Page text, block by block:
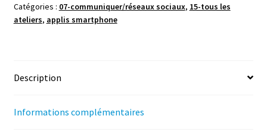
direct-
février
Catégories : 07-communiquer/réseaux sociaux, 15-tous les
ateliers, applis smartphone
Description
Informations complémentaires